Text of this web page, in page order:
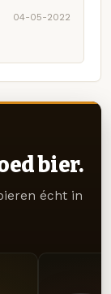
04-05-2022
bier.
écht in